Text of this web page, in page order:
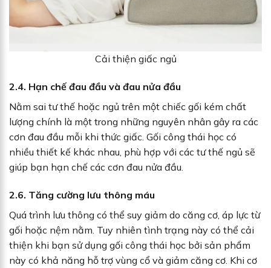
Cải thiện giấc ngủ
2.4. Hạn chế đau đầu và đau nửa đầu
Nằm sai tư thế hoặc ngủ trên một chiếc gối kém chất
lượng chính là một trong những nguyên nhân gây ra các
cơn đau đầu mỗi khi thức giấc. Gối công thái học có
nhiều thiết kế khác nhau, phù hợp với các tư thế ngủ sẽ
giúp bạn hạn chế các cơn đau nửa đầu.
2.6. Tăng cường lưu thông máu
Quá trình lưu thông có thể suy giảm do căng cơ, áp lực từ
gối hoặc nệm nằm. Tuy nhiên tình trạng này có thể cải
thiện khi bạn sử dụng gối công thái học bởi sản phẩm
này có khả năng hỗ trợ vùng cổ và giảm căng cơ. Khi cơ